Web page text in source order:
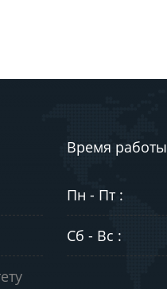
Время работы
Пн - Пт :
Сб - Вс :